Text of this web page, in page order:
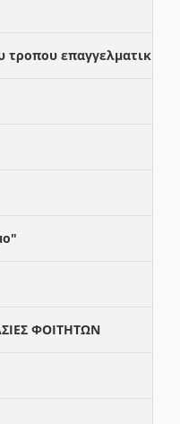
τροπου επαγγελματικης
ΦΟΙΤΗΤΩΝ